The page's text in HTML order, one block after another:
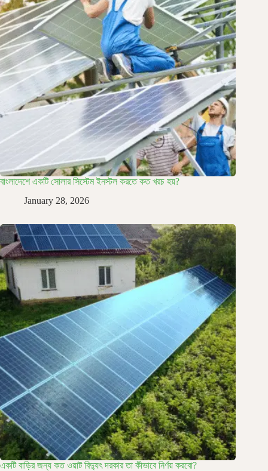
বাংলাদেশে একটি সোলার সিস্টেম ইনস্টল করতে কত খরচ হয়?
January 28, 2026
একটি বাড়ির জন্য কত ওয়াট বিদ্যুৎ দরকার তা কীভাবে নির্ণয় করবো?